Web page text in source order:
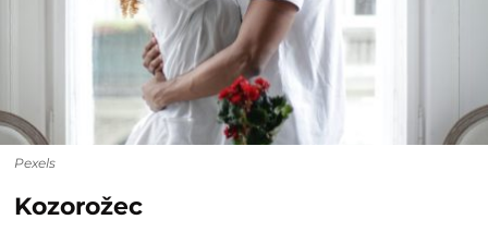
Pexels
Kozorožec